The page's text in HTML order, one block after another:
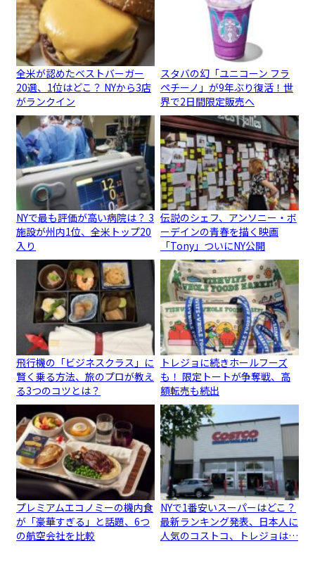
全米が認めたベストバーガー
20選、1位はどこ？ NYから3店
がランクイン
スタバの幻「ユニコーン フラ
ペチーノ」が9年ぶり復活！世
界で2日間限定販売へ
NYで最も評価が高い病院は？ 3
施設が州内1位、全米トップ20
入り
伝説のシェフ、アンソニー・ボ
ーデインの青春を描く映画
「Tony」ついにNY公開
飛行機の「ビジネスクラス」に
賢く乗る方法、旅のプロが教え
る3つのコツとは？
トレジョに続きホールフーズ
も！ 限定トートが争奪戦、高
額転売も続出
プレミアムエコノミーの機内食
が「豪華すぎる」と話題、6つ
の航空会社を比較
NYで1番安いスーパーはどこ？
最新ランキング発表、日本人に
人気のコストコ、トレジョは…